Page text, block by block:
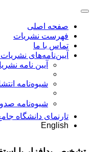
صفحه اصلی
فهرست نشریات
تماس با ما
آیین‌نامه‌های
آیین نامه
شیوه‌نامه
شیوهنامه
تارنمای دانشگاه
English